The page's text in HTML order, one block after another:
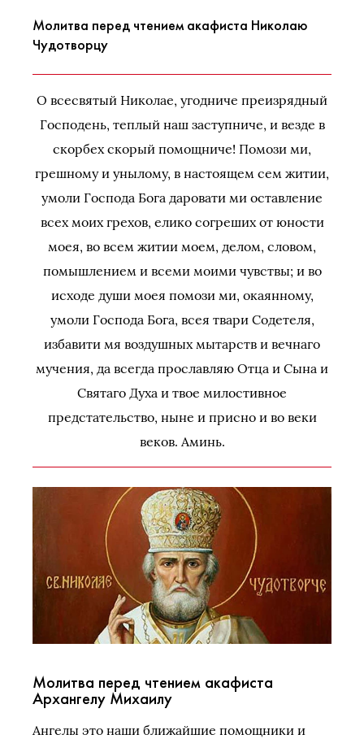
Молитва перед чтением акафиста Николаю
Чудотворцу
О всесвятый Николае, угодниче преизрядный
Господень, теплый наш заступниче, и везде в
скорбех скорый помощниче! Помози ми,
грешному и унылому, в настоящем сем житии,
умоли Господа Бога даровати ми оставление
всех моих грехов, елико согреших от юности
моея, во всем житии моем, делом, словом,
помышлением и всеми моими чувствы; и во
исходе души моея помози ми, окаянному,
умоли Господа Бога, всея твари Содетеля,
избавити мя воздушных мытарств и вечнаго
мучения, да всегда прославляю Отца и Сына и
Святаго Духа и твое милостивное
предстательство, ныне и присно и во веки
веков. Аминь.
Молитва перед чтением акафиста
Архангелу Михаилу
Ангелы это наши ближайшие помощники и